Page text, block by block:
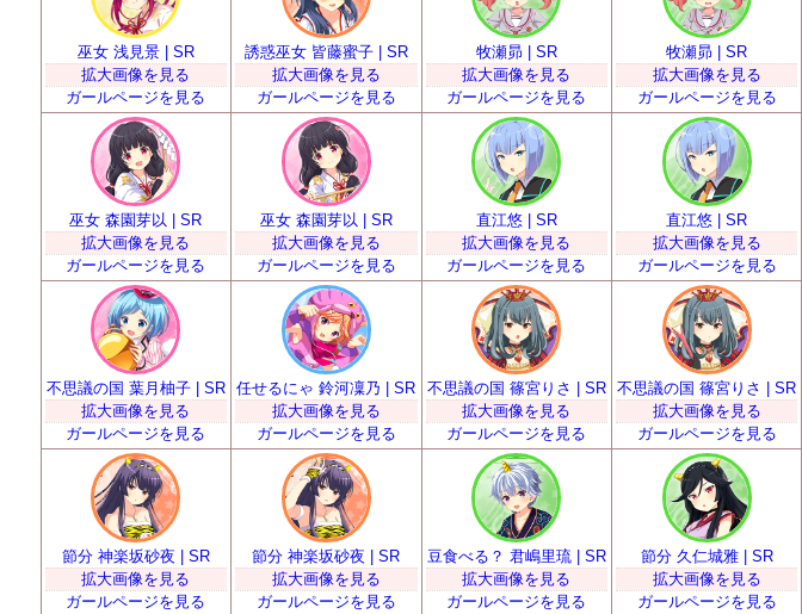
巫女 浅見景 | SR
拡大画像を見る
ガールページを見る
誘惑巫女 皆藤蜜子 | SR
拡大画像を見る
ガールページを見る
牧瀬昴 | SR
拡大画像を見る
ガールページを見る
牧瀬昴 | SR
拡大画像を見る
ガールページを見る
巫女 森園芽以 | SR
拡大画像を見る
ガールページを見る
巫女 森園芽以 | SR
拡大画像を見る
ガールページを見る
直江悠 | SR
拡大画像を見る
ガールページを見る
直江悠 | SR
拡大画像を見る
ガールページを見る
不思議の国 葉月柚子 | SR
拡大画像を見る
ガールページを見る
任せるにゃ 鈴河凜乃 | SR
拡大画像を見る
ガールページを見る
不思議の国 篠宮りさ | SR
拡大画像を見る
ガールページを見る
不思議の国 篠宮りさ | SR
拡大画像を見る
ガールページを見る
節分 神楽坂砂夜 | SR
拡大画像を見る
ガールページを見る
節分 神楽坂砂夜 | SR
拡大画像を見る
ガールページを見る
豆食べる？ 君嶋里琉 | SR
拡大画像を見る
ガールページを見る
節分 久仁城雅 | SR
拡大画像を見る
ガールページを見る